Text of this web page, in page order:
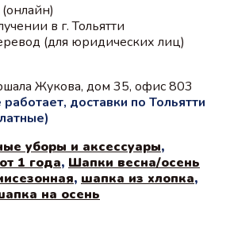
в г. Тольятти
(для юридических лиц)
Жукова, дом 35, офис 803
доставки по Тольятти
уборы и аксессуары,
1 года, Шапки весна/осень
, шапка из хлопка,
на осень